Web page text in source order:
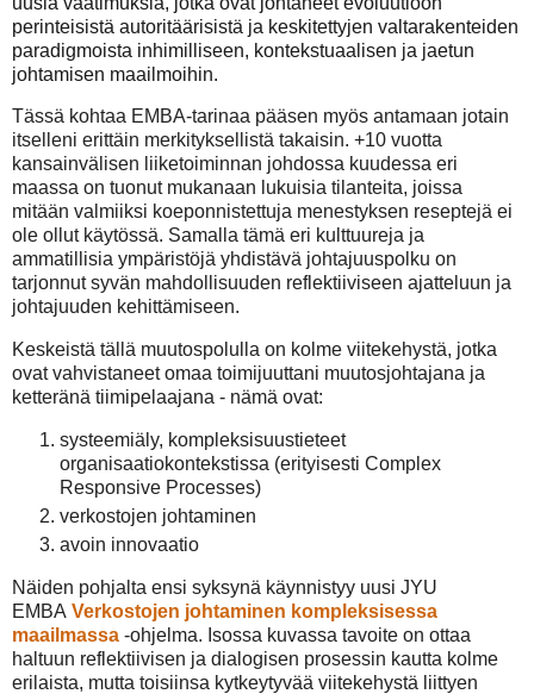
perinteisistä autoritäärisistä ja keskitettyjen valtarakenteiden
paradigmoista inhimilliseen, kontekstuaalisen ja jaetun
johtamisen maailmoihin.
Tässä kohtaa EMBA-tarinaa pääsen myös antamaan jotain
itselleni erittäin merkityksellistä takaisin. +10 vuotta
kansainvälisen liiketoiminnan johdossa kuudessa eri
maassa on tuonut mukanaan lukuisia tilanteita, joissa
mitään valmiiksi koeponnistettuja menestyksen reseptejä ei
ole ollut käytössä. Samalla tämä eri kulttuureja ja
ammatillisia ympäristöjä yhdistävä johtajuuspolku on
tarjonnut syvän mahdollisuuden reflektiiviseen ajatteluun ja
johtajuuden kehittämiseen.
Keskeistä tällä muutospolulla on kolme viitekehystä, jotka
ovat vahvistaneet omaa toimijuuttani muutosjohtajana ja
ketteränä tiimipelaajana - nämä ovat:
systeemiäly, kompleksisuustieteet
organisaatiokontekstissa (erityisesti Complex
Responsive Processes)
verkostojen johtaminen
avoin innovaatio
Näiden pohjalta ensi syksynä käynnistyy uusi JYU
EMBA Verkostojen johtaminen kompleksisessa
maailmassa -ohjelma. Isossa kuvassa tavoite on ottaa
haltuun reflektiivisen ja dialogisen prosessin kautta kolme
erilaista, mutta toisiinsa kytkeytyvää viitekehystä liittyen